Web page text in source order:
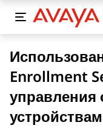
Enrollment